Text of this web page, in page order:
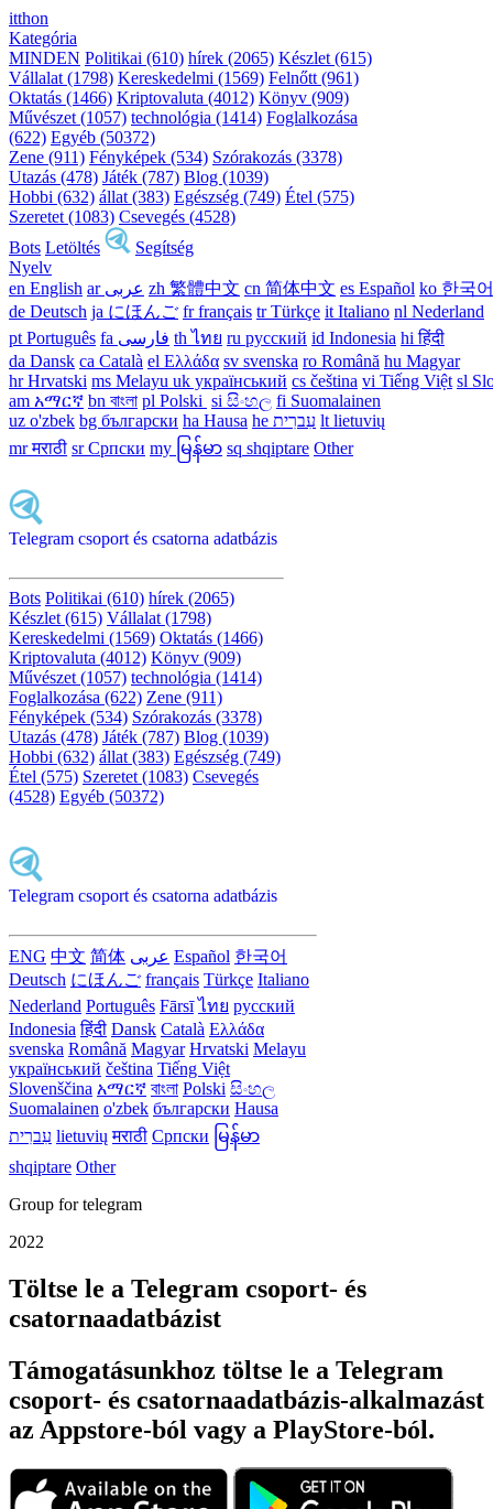
itthon
Kategória
MINDEN Politikai (610) hírek (2065) Készlet (615)
Vállalat (1798) Kereskedelmi (1569) Felnőtt (961)
Oktatás (1466) Kriptovaluta (4012) Könyv (909)
Művészet (1057) technológia (1414) Foglalkozása
(622) Egyéb (50372)
Zene (911) Fényképek (534) Szórakozás (3378)
Utazás (478) Játék (787) Blog (1039)
Hobbi (632) állat (383) Egészség (749) Étel (575)
Szeretet (1083) Csevegés (4528)
Bots Letöltés
Segítség
Nyelv
en English
ar عربى zh 繁體中文 cn 简体中文 es Español ko 한국어
de Deutsch ja にほんご fr français tr Türkçe it Italiano nl Nederland
pt Português
th ไทย ru русский id Indonesia hi हिंदी
da Dansk‎ ca Català el Ελλάδα sv svenska ro Română hu Magyar
hr Hrvatski ms Melayu uk український‎ cs čeština‎ vi Tiếng Việt sl
am አማርኛ bn বাংলা pl Polski ‎ si සිංහල fi Suomalainen
uz o'zbek bg български ha Hausa‎ he עִברִית lt lietuvių
mr मराठी sr Српски my မြန်မာ sq shqiptare Other
Telegram csoport és csatorna adatbázis
Bots Politikai (610) hírek (2065)
Készlet (615) Vállalat (1798)
Kereskedelmi (1569) Oktatás (1466)
Kriptovaluta (4012) Könyv (909)
Művészet (1057) technológia (1414)
Foglalkozása (622) Zene (911)
Fényképek (534) Szórakozás (3378)
Utazás (478) Játék (787) Blog (1039)
Hobbi (632) állat (383) Egészség (749)
Étel (575) Szeretet (1083) Csevegés
(4528) Egyéb (50372)
Telegram csoport és csatorna adatbázis
ENG 中文 简体 عربى Español 한국어
Deutsch にほんご français Türkçe Italiano
Nederland Português Fārsī‎ ไทย русский
Indonesia हिंदी Dansk‎ Català Ελλάδα
svenska Română Magyar Hrvatski Melayu
український čeština Tiếng Việt
Slovenščina አማርኛ বাংলা Polski සිංහල
Suomalainen o'zbek български Hausa
עִברִית lietuvių मराठी Српски မြန်မာ
shqiptare Other
Group for telegram
2022
Töltse le a Telegram csoport- és
csatornaadatbázist
Támogatásunkhoz töltse le a Telegram
csoport- és csatornaadatbázis-alkalmazást
az Appstore-ból vagy a PlayStore-ból.